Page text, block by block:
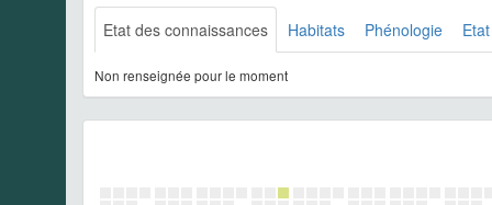
Etat des connaissances Habitats Phénologie
Non renseignée pour le moment